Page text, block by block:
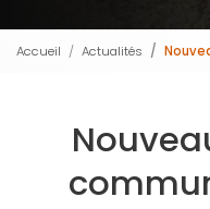
Accueil Actualités